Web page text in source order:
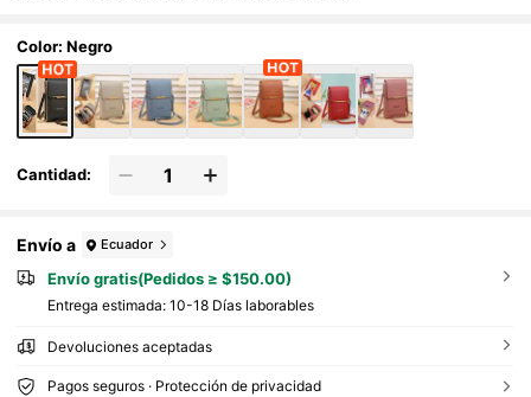
viajes
Color: Negro
Cantidad:
Envío a Ecuador
Envío gratis(Pedidos ≥ $150.00)
Entrega estimada: 10-18 Días laborables
Devoluciones aceptadas
Pagos seguros · Protección de privacidad